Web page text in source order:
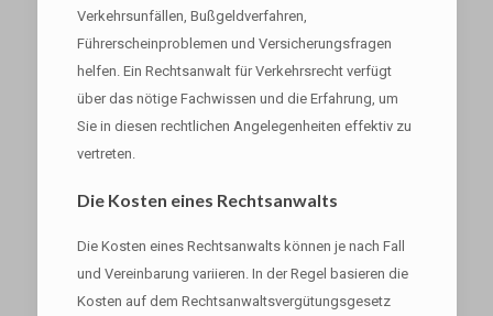
Verkehrsunfällen, Bußgeldverfahren,
Führerscheinproblemen und Versicherungsfragen
helfen. Ein Rechtsanwalt für Verkehrsrecht verfügt
über das nötige Fachwissen und die Erfahrung, um
Sie in diesen rechtlichen Angelegenheiten effektiv zu
vertreten.
Die Kosten eines Rechtsanwalts
Die Kosten eines Rechtsanwalts können je nach Fall
und Vereinbarung variieren. In der Regel basieren die
Kosten auf dem Rechtsanwaltsvergütungsgesetz